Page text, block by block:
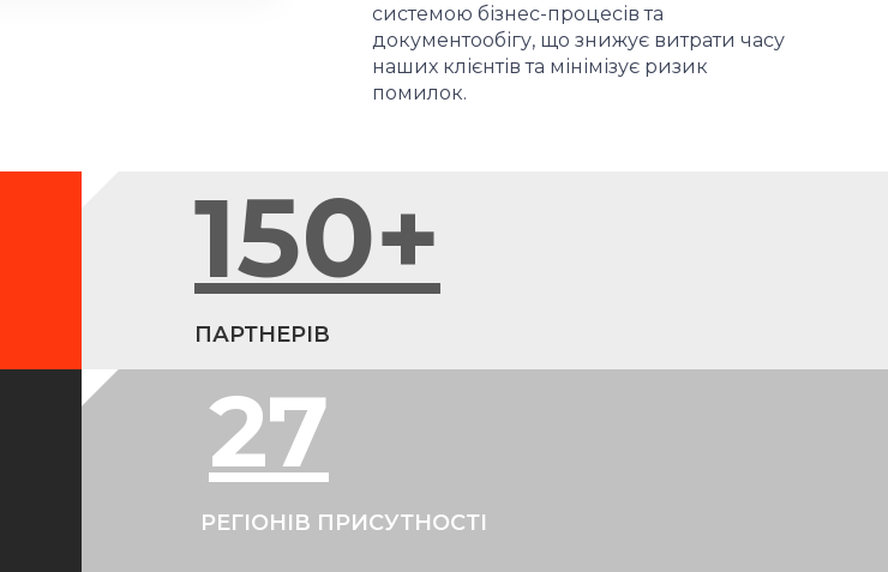
системою бізнес-процесів та
документообігу, що знижує витрати часу
наших клієнтів та мінімізує ризик
помилок.
150+
ПАРТНЕРІВ
27
РЕГІОНІВ ПРИСУТНОСТІ